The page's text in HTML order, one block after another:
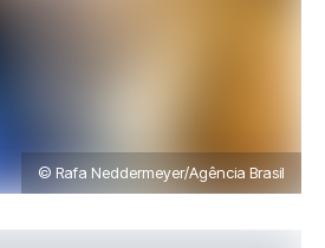
© Rafa Neddermeyer/Agência Brasil